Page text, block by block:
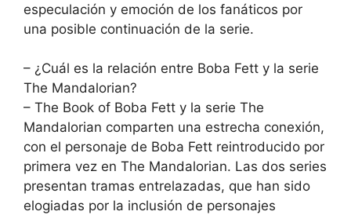
especulación y emoción de los fanáticos por
una posible continuación de la serie.
– ¿Cuál es la relación entre Boba Fett y la serie
The Mandalorian?
– The Book of Boba Fett y la serie The
Mandalorian comparten una estrecha conexión,
con el personaje de Boba Fett reintroducido por
primera vez en The Mandalorian. Las dos series
presentan tramas entrelazadas, que han sido
elogiadas por la inclusión de personajes